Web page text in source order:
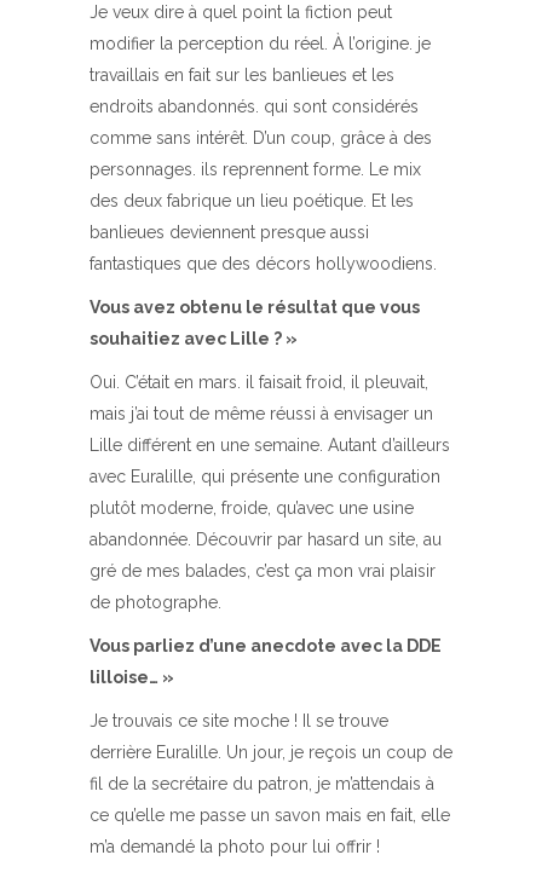
Je veux dire à quel point la fiction peut
modifier la perception du réel. À l’origine. je
travaillais en fait sur les banlieues et les
endroits abandonnés. qui sont considérés
comme sans intérêt. D’un coup, grâce à des
personnages. ils reprennent forme. Le mix
des deux fabrique un lieu poétique. Et les
banlieues deviennent presque aussi
fantastiques que des décors hollywoodiens.
Vous avez obtenu le résultat que vous
souhaitiez avec Lille ? »
Oui. C’était en mars. il faisait froid, il pleuvait,
mais j’ai tout de même réussi à envisager un
Lille différent en une semaine. Autant d’ailleurs
avec Euralille, qui présente une configuration
plutôt moderne, froide, qu’avec une usine
abandonnée. Découvrir par hasard un site, au
gré de mes balades, c’est ça mon vrai plaisir
de photographe.
Vous parliez d’une anecdote avec la DDE
lilloise… »
Je trouvais ce site moche ! Il se trouve
derrière Euralille. Un jour, je reçois un coup de
fil de la secrétaire du patron, je m’attendais à
ce qu’elle me passe un savon mais en fait, elle
m’a demandé la photo pour lui offrir !